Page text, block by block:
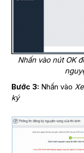
Nhấn vào nút OK
Bước 3: Nhấn vào
ký